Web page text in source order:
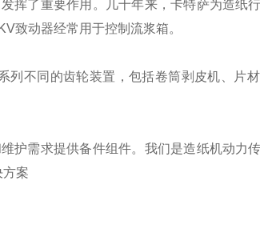
挥了重要作用。几十年来，卡特萨为造纸
致动器经常用于控制流浆箱。
列不同的齿轮装置，包括卷筒剥皮机、片
护需求提供备件组件。我们是造纸机动力
方案